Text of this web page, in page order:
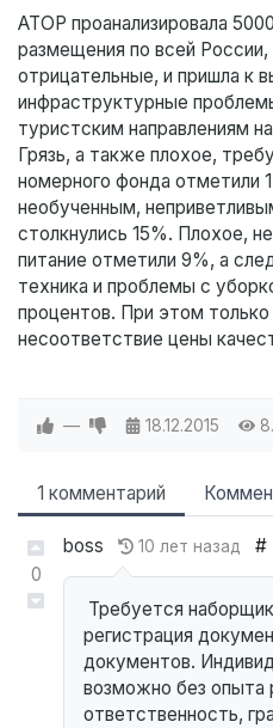
АТОР проанализировала
размещения по всей
отрицательные, и пришла к
инфраструктурные
туристским направлениям
Грязь, а также плохое,
номерного фонда отметили
необученным,
столкнулись 15%. Плохое,
питание отметили 9%, а
техника и проблемы с
процентов. При этом
несоответствие цены
— 18.12.2015
1 комментарий
0
boss 10 лет назад #
Требуется
регистрация
документов.
возможно без опыта
ответственность,